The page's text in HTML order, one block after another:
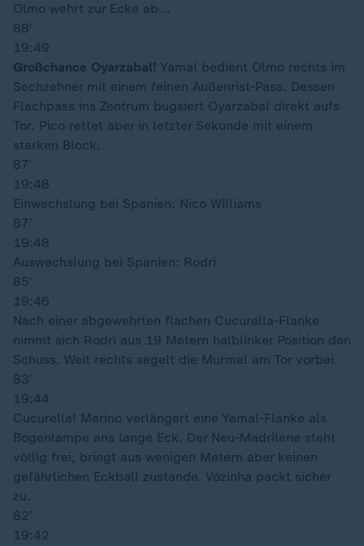
Olmo wehrt zur Ecke ab...
88′
19:49
Großchance Oyarzabal! Yamal bedient Olmo rechts im
Sechzehner mit einem feinen Außenrist-Pass. Dessen
Flachpass ins Zentrum bugsiert Oyarzabal direkt aufs
Tor. Pico rettet aber in letzter Sekunde mit einem
starken Block.
87′
19:48
Einwechslung bei Spanien: Nico Williams
87′
19:48
Auswechslung bei Spanien: Rodri
85′
19:46
Nach einer abgewehrten flachen Cucurella-Flanke
nimmt sich Rodri aus 19 Metern halblinker Position den
Schuss. Weit rechts segelt die Murmel am Tor vorbei.
83′
19:44
Cucurella! Merino verlängert eine Yamal-Flanke als
Bogenlampe ans lange Eck. Der Neu-Madrilene steht
völlig frei, bringt aus wenigen Metern aber keinen
gefährlichen Eckball zustande. Vózinha packt sicher
zu.
82′
19:42